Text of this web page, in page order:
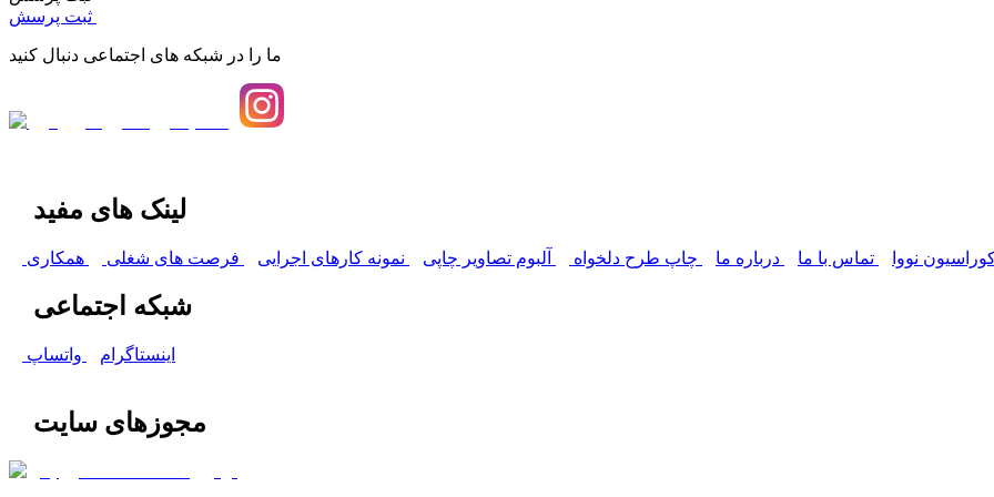
ما را در شبکه های اجتماعی دنبال کنید
لینک های مفید
نووا تماس با ما درباره ما چاپ طرح دلخواه آلبوم تصاویر چاپی نمونه کارهای اجرایی فرصت های شغلی همکاری
شبکه اجتماعی
اینستاگرام واتساپ
مجوزهای سایت